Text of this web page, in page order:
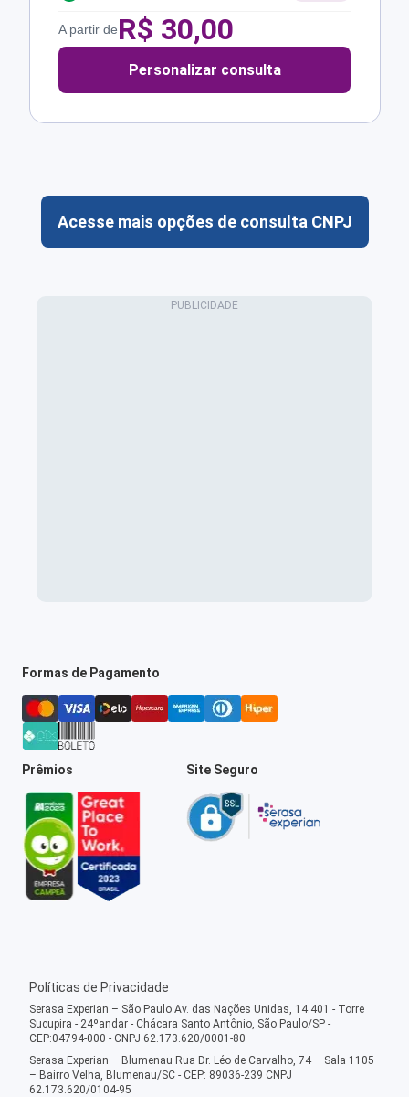
A partir deR$ 30,00
Personalizar consulta
Acesse mais opções de consulta CNPJ
Formas de Pagamento
Prêmios Site Seguro
Políticas de Privacidade
Serasa Experian – São Paulo Av. das Nações Unidas, 14.401 - Torre
Sucupira - 24ºandar - Chácara Santo Antônio, São Paulo/SP -
CEP:04794-000 - CNPJ 62.173.620/0001-80
Serasa Experian – Blumenau Rua Dr. Léo de Carvalho, 74 – Sala 1105
– Bairro Velha, Blumenau/SC - CEP: 89036-239 CNPJ
62.173.620/0104-95